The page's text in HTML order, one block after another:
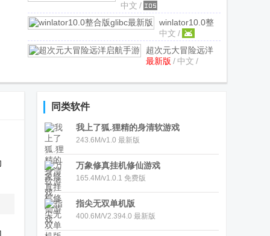
iphone版
中文 /
winlator10.0整
合版glibc最新版
10.0 plus v3.0.7
新版
中文 /
超次元大冒险远洋
启航手游7.2400.61
最新版 / 中文 /
同类软件
我上了狐.狸精的身清软游戏
243.6M/v1.0 最新版
万象修真挂机修仙游戏
165.4M/v1.0.1 免费版
指尖无双单机版
400.6M/V2.394.0 最新版